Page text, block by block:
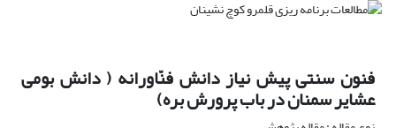
فنون سنتی پیش نیاز دانش فنّاورانه ( دانش بومی
عشایر سمنان در باب پرورش بره)